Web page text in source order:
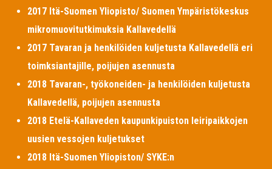
2017 Itä-Suomen Yliopisto/ Suomen Ympäristökeskus
mikromuovitutkimuksia Kallavedellä
2017 Tavaran ja henkilöiden kuljetusta Kallavedellä eri
toimksiantajille, poijujen asennusta
2018 Tavaran-, työkoneiden- ja henkilöiden kuljetusta
Kallavedellä, poijujen asennusta
2018 Etelä-Kallaveden kaupunkipuiston leiripaikkojen
uusien vessojen kuljetukset
2018 Itä-Suomen Yliopiston/ SYKE:n